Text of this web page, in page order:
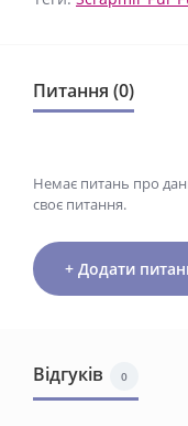
Питання (0)
Немає питань про
своє питання.
+ Додати
Відгуків 0